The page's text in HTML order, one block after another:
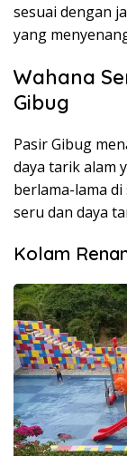
sesuai dengan
yang
Wahana
Gibug
Pasir Gibug
daya tarik alam
berlama-lama
seru dan daya
Kolam